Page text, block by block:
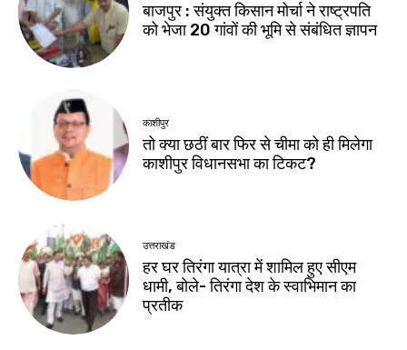
बाजपुर : संयुक्त किसान मोर्चा ने राष्ट्रपति
को भेजा 20 गांवों की भूमि से संबंधित ज्ञापन
काशीपुर
तो क्या छठीं बार फिर से चीमा को ही मिलेगा
काशीपुर विधानसभा का टिकट?
उत्तराखंड
हर घर तिरंगा यात्रा में शामिल हुए सीएम
धामी, बोले- तिरंगा देश के स्वाभिमान का
प्रतीक